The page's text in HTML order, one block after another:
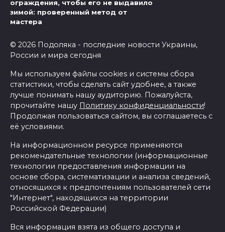
ограждения, чтобы его не выдавило
зимой: проверенный метод от
мастера
© 2026 Подоляка - последние новости Украины,
России и мира сегодня
Мы используем файлы cookies и системы сбора
статистики, чтобы сделать сайт удобнее, а также
лучше понимать нашу аудиторию. Пожалуйста,
прочитайте нашу Политику конфиденциальности!
Продолжая пользоваться сайтом, вы соглашаетесь с
её условиями.
На информационном ресурсе применяются
рекомендательные технологии (информационные
технологии предоставления информации на
основе сбора, систематизации и анализа сведений,
относящихся к предпочтениям пользователей сети
"Интернет", находящихся на территории
Российской Федерации)
Вся информация взята из общего доступа и